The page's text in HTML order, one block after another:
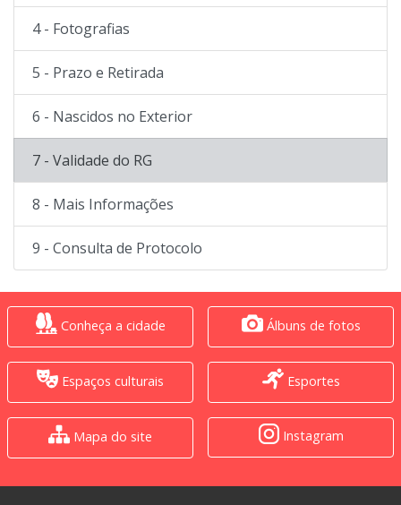
4 - Fotografias
5 - Prazo e Retirada
6 - Nascidos no Exterior
7 - Validade do RG
8 - Mais Informações
9 - Consulta de Protocolo
Conheça a cidade Álbuns de fotos
Espaços culturais Esportes
Mapa do site Instagram